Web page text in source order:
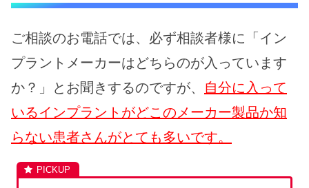
ご相談のお電話では、必ず相談者様に「イン
プラントメーカーはどちらのが入っています
か？」とお聞きするのですが、 自分に入って
いるインプラントがどこのメーカー製品か知
らない患者さんがとても多いです。